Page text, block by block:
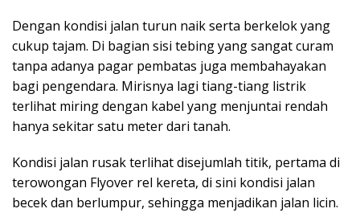
Dengan kondisi jalan turun naik serta berkelok yang
cukup tajam. Di bagian sisi tebing yang sangat curam
tanpa adanya pagar pembatas juga membahayakan
bagi pengendara. Mirisnya lagi tiang-tiang listrik
terlihat miring dengan kabel yang menjuntai rendah
hanya sekitar satu meter dari tanah.
Kondisi jalan rusak terlihat disejumlah titik, pertama di
terowongan Flyover rel kereta, di sini kondisi jalan
becek dan berlumpur, sehingga menjadikan jalan licin.